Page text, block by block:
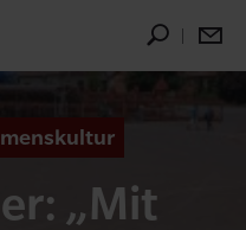
„Mit